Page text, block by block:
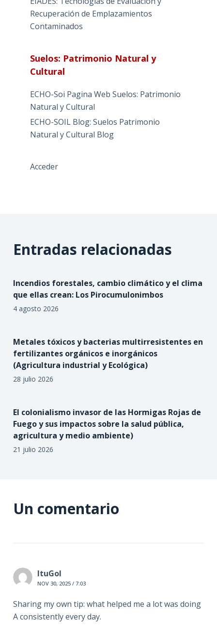
Recuperación de Emplazamientos
Contaminados
Suelos: Patrimonio Natural y
Cultural
ECHO-Soi Pagina Web Suelos: Patrimonio
Natural y Cultural
ECHO-SOIL Blog: Suelos Patrimonio
Natural y Cultural Blog
Acceder
Entradas relacionadas
Incendios forestales, cambio climático y el clima
que ellas crean: Los Pirocumulonimbos
4 agosto 2026
Metales tóxicos y bacterias multirresistentes en
fertilizantes orgánicos e inorgánicos
(Agricultura industrial y Ecológica)
28 julio 2026
El colonialismo invasor de las Hormigas Rojas de
Fuego y sus impactos sobre la salud pública,
agricultura y medio ambiente)
21 julio 2026
Un comentario
ItuGol
NOV 30, 2025 / 7:03
Sharing my own tip: what helped me a lot was doing
A consistently every day.